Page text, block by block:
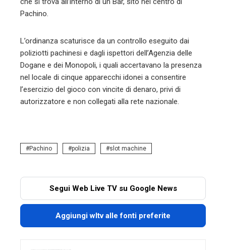
Pachino.
L’ordinanza scaturisce da un controllo eseguito dai
poliziotti pachinesi e dagli ispettori dell’Agenzia delle
Dogane e dei Monopoli, i quali accertavano la presenza
nel locale di cinque apparecchi idonei a consentire
l’esercizio del gioco con vincite di denaro, privi di
autorizzatore e non collegati alla rete nazionale.
Pachino polizia slot machine
Segui Web Live TV su Google News
Aggiungi wltv alle fonti preferite